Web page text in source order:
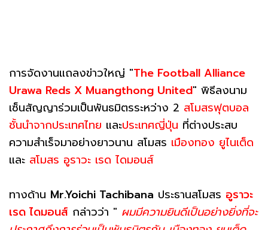
การจัดงานแถลงข่าวใหญ่ "The Football Alliance
Urawa Reds X Muangthong United" พิธีลงนาม
เซ็นสัญญาร่วมเป็นพันธมิตรระหว่าง 2 สโมสรฟุตบอล
ชั้นนำจากประเทศไทย และประเทศญี่ปุ่น ที่ต่างประสบ
ความสำเร็จมาอย่างยาวนาน สโมสร เมืองทอง ยูไนเต็ด
และ สโมสร อูราวะ เรด ไดมอนส์
ทางด้าน Mr.Yoichi Tachibana ประธานสโมสร อูราวะ
เรด ไดมอนส์ กล่าวว่า " ผมมีความยินดีเป็นอย่างยิ่งที่จะ